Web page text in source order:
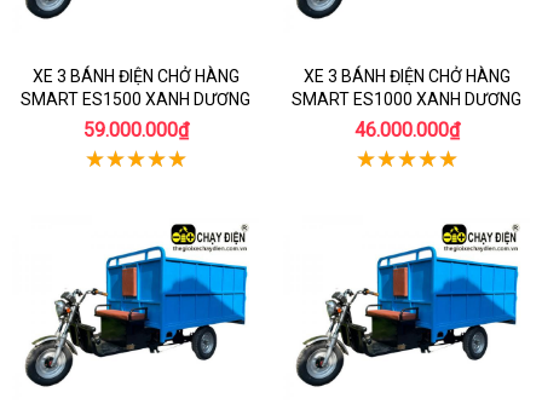
XE 3 BÁNH ĐIỆN CHỞ HÀNG
SMART ES1500 XANH DƯƠNG
59.000.000₫
XE 3 BÁNH ĐIỆN CHỞ HÀNG
SMART ES1000 XANH DƯƠNG
46.000.000₫